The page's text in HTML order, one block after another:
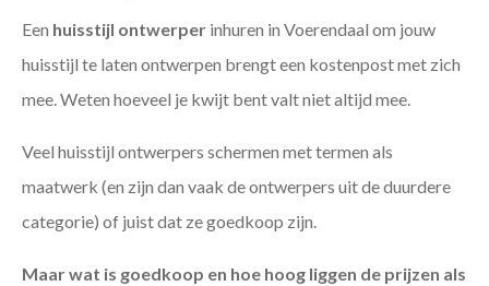
Een huisstijl ontwerper inhuren in Voerendaal om jouw
huisstijl te laten ontwerpen brengt een kostenpost met zich
mee. Weten hoeveel je kwijt bent valt niet altijd mee.
Veel huisstijl ontwerpers schermen met termen als
maatwerk (en zijn dan vaak de ontwerpers uit de duurdere
categorie) of juist dat ze goedkoop zijn.
Maar wat is goedkoop en hoe hoog liggen de prijzen als